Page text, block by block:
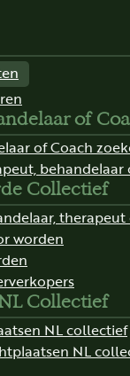
of
of Coach
behandelaar
Collectief
therapeut
worden
Collectief
NL collectief
NL